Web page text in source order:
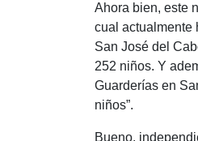
Ahora bien, este
cual actualmente
San José del
252 niños. Y
Guarderías en
niños”.
Bueno,